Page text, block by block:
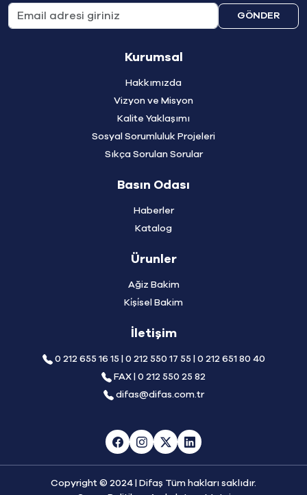
GÖNDER
Kurumsal
Hakkımızda
Vizyon ve Misyon
Kalite Yaklaşımı
Sosyal Sorumluluk Projeleri
Sıkça Sorulan Sorular
Basın Odası
Haberler
Katalog
Ürunler
Ağiz Bakim
Ki̇şi̇sel Bakim
İletişim
0 212 655 16 15 | 0 212 550 17 55 | 0 212 651 80 40
FAX | 0 212 550 25 82
difas@difas.com.tr
Copyright © 2024 | Difaş Tüm hakları saklıdır.